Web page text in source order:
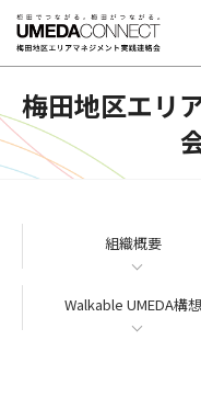
TOP
実践連絡会について
UMEDA MEETS HEART
防災スクラム
梅田地区エリ
組織概要
Walkable UMEDA構想